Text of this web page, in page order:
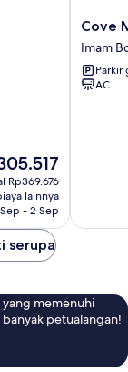
Rp369.676
lainnya
Sep - 2 Sep
Cove
Senja
Imam
Bonjol
Cove
Imam
Parkir
AC
serupa
memenuhi
petualangan!